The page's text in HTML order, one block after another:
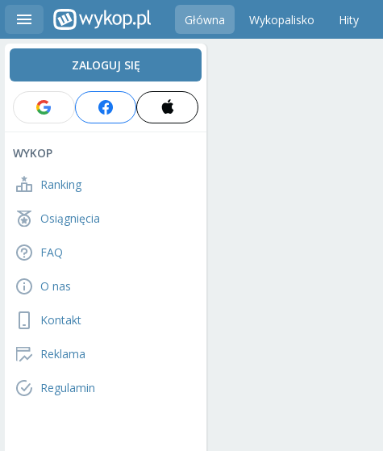
Główna Wykopalisko Hity
ZALOGUJ SIĘ
WYKOP
Ranking
Osiągnięcia
FAQ
O nas
Kontakt
Reklama
Regulamin